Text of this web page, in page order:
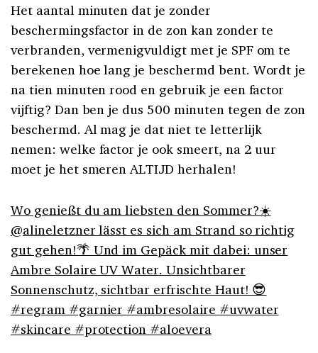
Het aantal minuten dat je zonder
beschermingsfactor in de zon kan zonder te
verbranden, vermenigvuldigt met je SPF om te
berekenen hoe lang je beschermd bent. Wordt je
na tien minuten rood en gebruik je een factor
vijftig? Dan ben je dus 500 minuten tegen de zon
beschermd. Al mag je dat niet te letterlijk
nemen: welke factor je ook smeert, na 2 uur
moet je het smeren ALTIJD herhalen!
Wo genießt du am liebsten den Sommer?☀️
@alineletzner lässt es sich am Strand so richtig
gut gehen!🌴 Und im Gepäck mit dabei: unser
Ambre Solaire UV Water. Unsichtbarer
Sonnenschutz, sichtbar erfrischte Haut! 😎
#regram #garnier #ambresolaire #uvwater
#skincare #protection #aloevera